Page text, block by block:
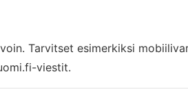
Tarvitset esimerkiksi
viestit.